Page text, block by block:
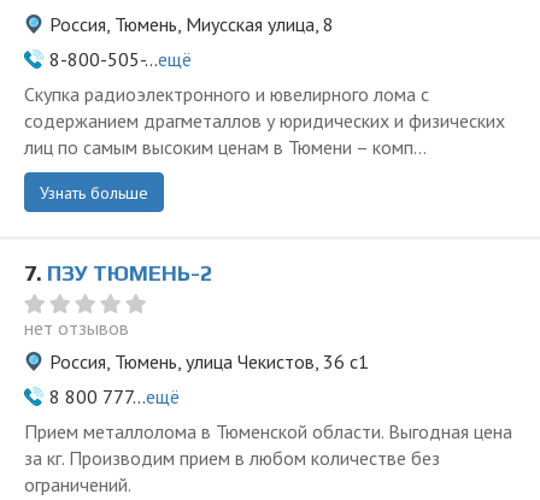
Россия, Тюмень, Миусская улица, 8
8-800-505-...ещё
Скупка радиоэлектронного и ювелирного лома с
содержанием драгметаллов у юридических и физических
лиц по самым высоким ценам в Тюмени – комп...
Узнать больше
7. ПЗУ ТЮМЕНЬ-2
нет отзывов
Россия, Тюмень, улица Чекистов, 36 с1
8 800 777...ещё
Прием металлолома в Тюменской области. Выгодная цена
за кг. Производим прием в любом количестве без
ограничений.